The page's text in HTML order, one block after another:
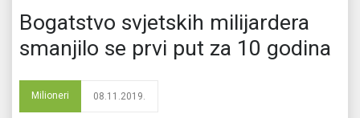
Bogatstvo svjetskih milijardera
smanjilo se prvi put za 10 godina
Milioneri 08.11.2019.